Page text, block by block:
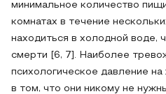
минимальное количество
комнатах в течение
находиться в холодной воде,
смерти [6, 7]. Наиболее
психологическое давление
в том, что они никому не